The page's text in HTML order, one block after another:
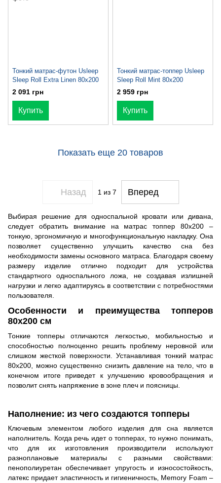
Тонкий матрас-футон Usleep
Sleep Roll Extra Linen 80x200
2 091 грн
Купить
Тонкий матрас-топпер Usleep
Sleep Roll Mint 80x200
2 959 грн
Купить
Показать еще 20 товаров
Назад 1из 7 Вперед
Выбирая решение для односпальной кровати или дивана,
следует обратить внимание на матрас топпер 80х200 –
тонкую, эргономичную и многофункциональную накладку. Она
позволяет существенно улучшить качество сна без
необходимости замены основного матраса. Благодаря своему
размеру изделие отлично подходит для устройства
стандартного односпального ложа, не создавая излишней
нагрузки и легко адаптируясь в соответствии с потребностями
пользователя.
Особенности и преимущества топперов
80х200 см
Тонкие топперы отличаются легкостью, мобильностью и
способностью полноценно решить проблему неровной или
слишком жесткой поверхности. Устанавливая тонкий матрас
80х200, можно существенно снизить давление на тело, что в
конечном итоге приведет к улучшению кровообращения и
позволит снять напряжение в зоне плеч и поясницы.
Наполнение: из чего создаются топперы
Ключевым элементом любого изделия для сна является
наполнитель. Когда речь идет о топперах, то нужно понимать,
что для их изготовления производители используют
разноплановые материалы с разными свойствами:
пенополиуретан обеспечивает упругость и износостойкость,
латекс придает эластичность и гигиеничность, Memory Foam –